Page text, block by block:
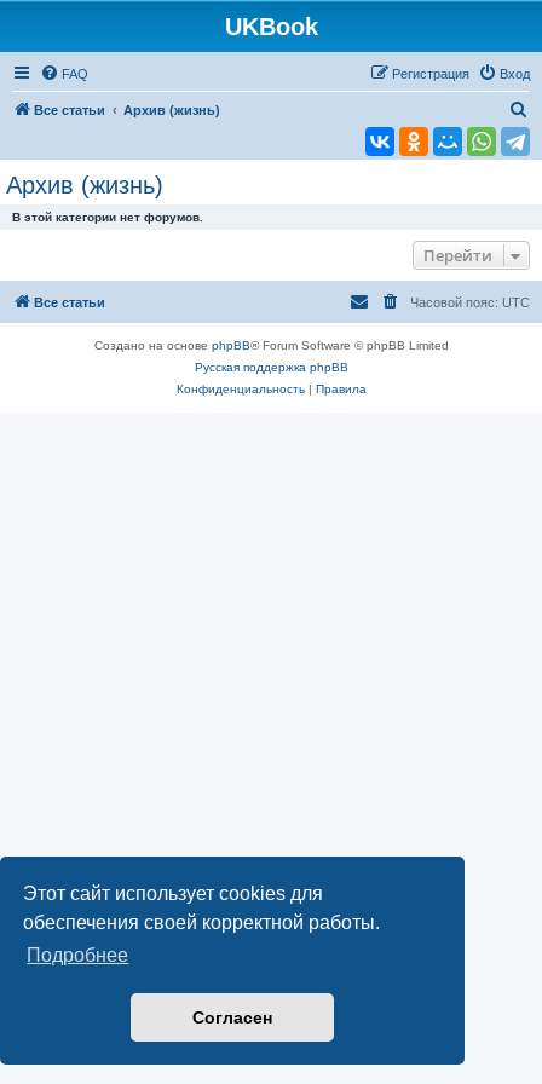
Этот сайт использует cookies для
обеспечения своей корректной работы.
Подробнее
Согласен
UKBook
FAQ Вход
Регистрация
Все статьи Архив (жизнь)
Архив (жизнь)
В этой категории нет форумов.
Перейти
Все статьи Часовой пояс: UTC
Создано на основе phpBB® Forum Software © phpBB Limited
Русская поддержка phpBB
Конфиденциальность| Правила